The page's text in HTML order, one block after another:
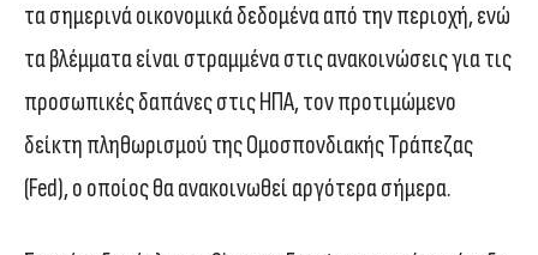
τα σημερινά οικονομικά δεδομένα από την περιοχή, ενώ
τα βλέμματα είναι στραμμένα στις ανακοινώσεις για τις
προσωπικές δαπάνες στις ΗΠΑ, τον προτιμώμενο
δείκτη πληθωρισμού της Ομοσπονδιακής Τράπεζας
(Fed), ο οποίος θα ανακοινωθεί αργότερα σήμερα.